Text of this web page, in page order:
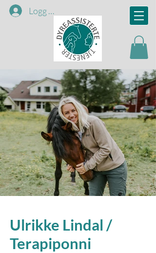
Logg inn
Ulrikke Lindal /
Terapiponni